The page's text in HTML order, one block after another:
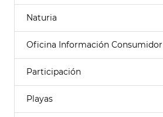
Naturia
Oficina Información Consumidor
Participación
Playas